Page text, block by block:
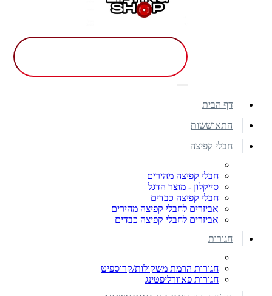
דף הבית
התאוששות
חבלי קפיצה
חבלי קפיצה מהירים
סייקלון - מוצר הדגל
חבלי קפיצה כבדים
אביזרים לחבלי קפיצה מהירים
אביזרים לחבלי קפיצה כבדים
חגורות
חגורות הרמת משקולות/קרוספיט
חגורות פאוורליפטינג